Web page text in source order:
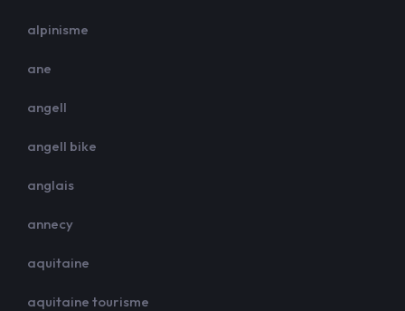
alpinisme
ane
angell
angell bike
anglais
annecy
aquitaine
aquitaine tourisme